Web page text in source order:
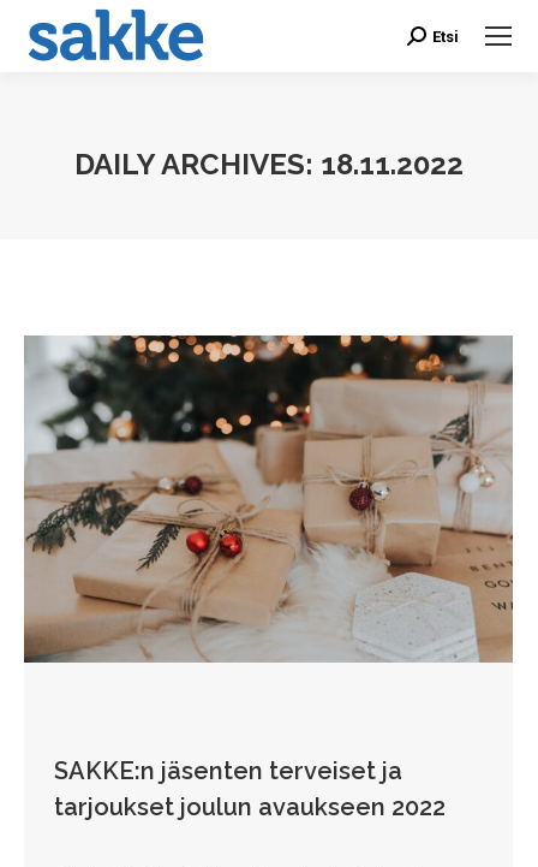
Search:
Etsi
DAILY ARCHIVES: 18.11.2022
SAKKE:n jäsenten terveiset ja
tarjoukset joulun avaukseen 2022